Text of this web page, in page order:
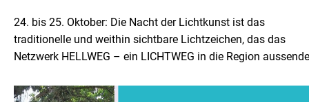
24. bis 25. Oktober: Die Nacht der Lichtkunst ist das
traditionelle und weithin sichtbare Lichtzeichen, das das
Netzwerk HELLWEG – ein LICHTWEG in die Region